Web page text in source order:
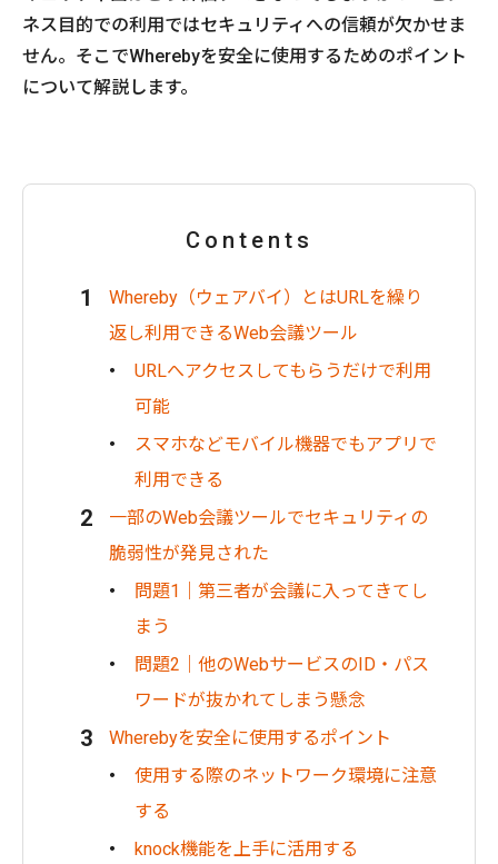
ネス目的での利用ではセキュリティへの信頼が欠かせま
せん。そこでWherebyを安全に使用するためのポイント
について解説します。
Contents
Whereby（ウェアバイ）とはURLを繰り
返し利用できるWeb会議ツール
URLへアクセスしてもらうだけで利用
可能
スマホなどモバイル機器でもアプリで
利用できる
一部のWeb会議ツールでセキュリティの
脆弱性が発見された
問題1｜第三者が会議に入ってきてし
まう
問題2｜他のWebサービスのID・パス
ワードが抜かれてしまう懸念
Wherebyを安全に使用するポイント
使用する際のネットワーク環境に注意
する
knock機能を上手に活用する